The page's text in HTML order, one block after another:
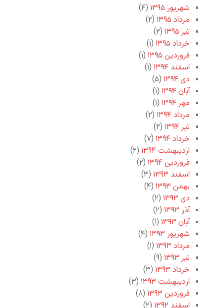
شهریور ۱۳۹۵
(۴)
مرداد ۱۳۹۵
(۲)
تیر ۱۳۹۵
(۲)
خرداد ۱۳۹۵
(۱)
فروردین ۱۳۹۵
(۱)
اسفند ۱۳۹۴
(۱)
دی ۱۳۹۴
(۵)
آبان ۱۳۹۴
(۱)
مهر ۱۳۹۴
(۱)
مرداد ۱۳۹۴
(۲)
تیر ۱۳۹۴
(۲)
خرداد ۱۳۹۴
(۷)
اردیبهشت ۱۳۹۴
(۲)
فروردین ۱۳۹۴
(۲)
اسفند ۱۳۹۳
(۳)
بهمن ۱۳۹۳
(۴)
دی ۱۳۹۳
(۲)
آذر ۱۳۹۳
(۲)
آبان ۱۳۹۳
(۱)
شهریور ۱۳۹۳
(۴)
مرداد ۱۳۹۳
(۱)
تیر ۱۳۹۳
(۹)
خرداد ۱۳۹۳
(۳)
اردیبهشت ۱۳۹۳
(۳)
فروردین ۱۳۹۳
(۸)